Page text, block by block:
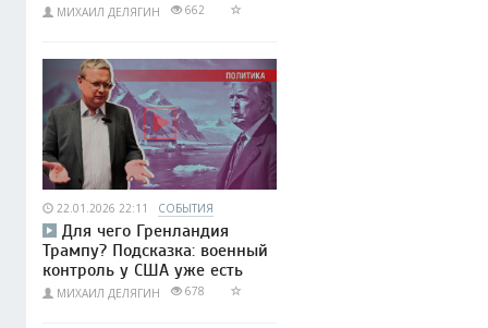
МИХАИЛ ДЕЛЯГИН 662
22.01.2026 22:11 СОБЫТИЯ
Для чего Гренландия
Трампу? Подсказка: военный
контроль у США уже есть
МИХАИЛ ДЕЛЯГИН 678